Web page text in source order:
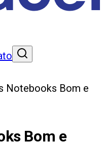
Notebooks Bom e
Bom e